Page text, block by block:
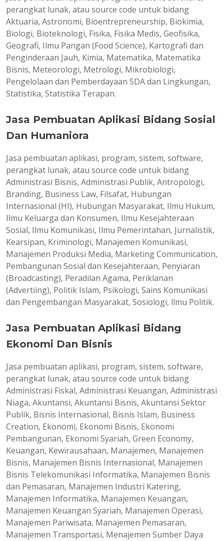
perangkat lunak, atau source code untuk bidang
Aktuaria, Astronomi, Bioentrepreneurship, Biokimia,
Biologi, Bioteknologi, Fisika, Fisika Medis, Geofisika,
Geografi, Ilmu Pangan (Food Science), Kartografi dan
Penginderaan Jauh, Kimia, Matematika, Matematika
Bisnis, Meteorologi, Metrologi, Mikrobiologi,
Pengelolaan dan Pemberdayaan SDA dan Lingkungan,
Statistika, Statistika Terapan.
Jasa Pembuatan Aplikasi Bidang Sosial
Dan Humaniora
Jasa pembuatan aplikasi, program, sistem, software,
perangkat lunak, atau source code untuk bidang
Administrasi Bisnis, Administrasi Publik, Antropologi,
Branding, Business Law, Filsafat, Hubungan
Internasional (HI), Hubungan Masyarakat, Ilmu Hukum,
Ilmu Keluarga dan Konsumen, Ilmu Kesejahteraan
Sosial, Ilmu Komunikasi, Ilmu Pemerintahan, Jurnalistik,
Kearsipan, Kriminologi, Manajemen Komunikasi,
Manajemen Produksi Media, Marketing Communication,
Pembangunan Sosial dan Kesejahteraan, Penyiaran
(Broadcasting), Peradilan Agama, Periklanan
(Advertiing), Politik Islam, Psikologi, Sains Komunikasi
dan Pengembangan Masyarakat, Sosiologi, llmu Politik.
Jasa Pembuatan Aplikasi Bidang
Ekonomi Dan Bisnis
Jasa pembuatan aplikasi, program, sistem, software,
perangkat lunak, atau source code untuk bidang
Administrasi Fiskal, Administrasi Keuangan, Administrasi
Niaga, Akuntansi, Akuntansi Bisnis, Akuntansi Sektor
Publik, Bisnis Internasional, Bisnis Islam, Business
Creation, Ekonomi, Ekonomi Bisnis, Ekonomi
Pembangunan, Ekonomi Syariah, Green Economy,
Keuangan, Kewirausahaan, Manajemen, Manajemen
Bisnis, Manajemen Bisnis Internasional, Manajemen
Bisnis Telekomunikasi Informatika, Manajemen Bisnis
dan Pemasaran, Manajemen Industri Katering,
Manajemen Informatika, Manajemen Keuangan,
Manajemen Keuangan Syariah, Manajemen Operasi,
Manajemen Pariwisata, Manajemen Pemasaran,
Manajemen Transportasi, Menajemen Sumber Daya